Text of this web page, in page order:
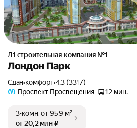
Л1 cтроительная компания №1
Лондон Парк
Сдан•комфорт•4.3 (3317)
Проспект Просвещения
12 мин.
3-комн.от 95,9 м²
от 20,2 млн ₽